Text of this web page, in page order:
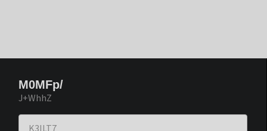
M0MFp/
J+WhhZ